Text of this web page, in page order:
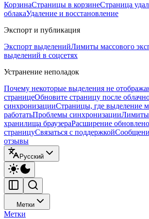
КорзинаСтраницы в корзинеСтраница
облакаУдаление и восстановление
Экспорт и публикация
Экспорт выделенийЛимиты массового
выделений в соцсетях
Устранение неполадок
Почему некоторые выделения не
страницеОбновите страницу после
синхронизацииСтраницы, где выделение
работатьПроблемы синхронизацииЛимиты
хранилища браузераРасширение
страницуСвязаться с поддержкой
отзывы
Русский
Метки
Метки